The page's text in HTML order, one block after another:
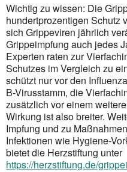
Wichtig zu wissen: Die
hundertprozentigen Schutz
sich Grippeviren jährlich
Grippeimpfung auch jedes
Experten raten zur
Schutzes im Vergleich zu
schützt nur vor den
B-Virusstamm, die
zusätzlich vor einem
Wirkung ist also breiter.
Impfung und zu
Infektionen wie Hygiene-
bietet die Herzstiftung unter
https://herzstiftung.de/